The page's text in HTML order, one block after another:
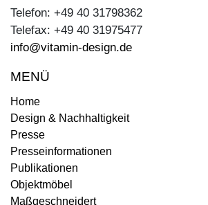
Telefon: +49 40 31798362
Telefax: +49 40 31975477
info@vitamin-design.de
MENÜ
Home
Design & Nachhaltigkeit
Presse
Presseinformationen
Publikationen
Objektmöbel
Maßgeschneidert